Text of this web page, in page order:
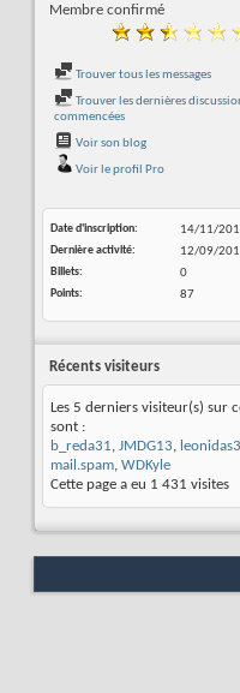
Membre confirmé
Trouver tous les messages
Trouver les dernières
commencées
Voir son blog
Voir le profil Pro
Date d'inscription
14/11/
Dernière activité
12/09/
Billets
0
Points
87
Récents visiteurs
Les 5 derniers visiteur(s) sur
sont :
b_reda31, JMDG13,
mail.spam, WDKyle
Cette page a eu 1 431 visites